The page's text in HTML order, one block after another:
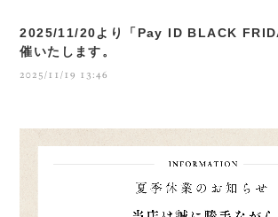
2025/11/20より「Pay ID BLACK
催いたします。
2025/11/19 13:46